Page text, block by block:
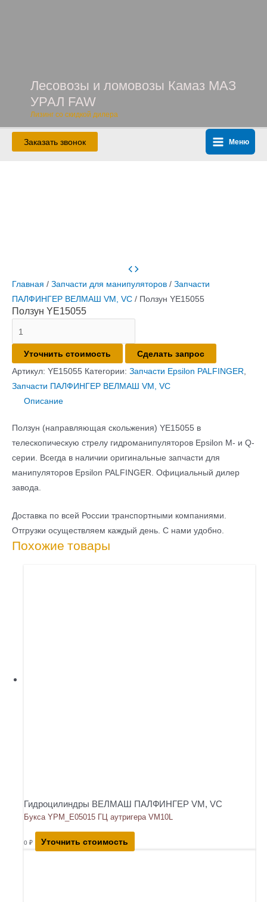
Лесовозы и ломовозы Камаз МАЗ
УРАЛ FAW
Лизинг со скидкой дилера
Заказать звонок
Main
Меню
Главная / Запчасти для манипуляторов / Запчасти
ПАЛФИНГЕР ВЕЛМАШ VM, VC / Ползун YE15055
Ползун YE15055
товара
Ползун
YE15055
Уточнить стоимость
Сделать запрос
Артикул: YE15055 Категории: Запчасти Epsilon PALFINGER
Запчасти ПАЛФИНГЕР ВЕЛМАШ VM, VC
Описание
Ползун (направляющая скольжения) YE15055 в
телескопическую стрелу гидроманипуляторов Epsilon M- и Q-
серии. Всегда в наличии оригинальные запчасти для
манипуляторов Epsilon PALFINGER. Официальный дилер
завода.
Доставка по всей России транспортными компаниями.
Отгрузки осуществляем каждый день. С нами удобно.
Похожие товары
Гидроцилиндры ВЕЛМАШ ПАЛФИНГЕР VM, VC
Букса YPM_E05015 ГЦ аутригера VM10L
0 ₽ Уточнить стоимость